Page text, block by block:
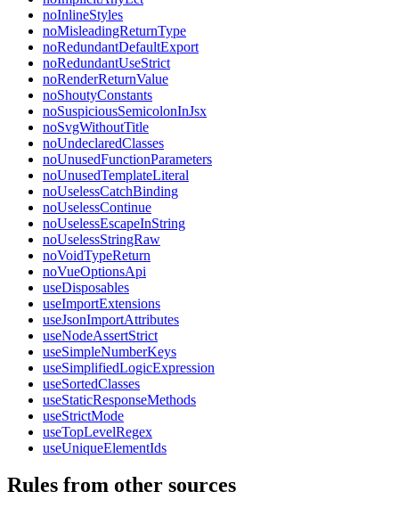
noInlineStyles
noMisleadingReturnType
noRedundantDefaultExport
noRedundantUseStrict
noRenderReturnValue
noShoutyConstants
noSuspiciousSemicolonInJsx
noSvgWithoutTitle
noUndeclaredClasses
noUnusedFunctionParameters
noUnusedTemplateLiteral
noUselessCatchBinding
noUselessContinue
noUselessEscapeInString
noUselessStringRaw
noVoidTypeReturn
noVueOptionsApi
useDisposables
useImportExtensions
useJsonImportAttributes
useNodeAssertStrict
useSimpleNumberKeys
useSimplifiedLogicExpression
useSortedClasses
useStaticResponseMethods
useStrictMode
useTopLevelRegex
useUniqueElementIds
Rules from other sources